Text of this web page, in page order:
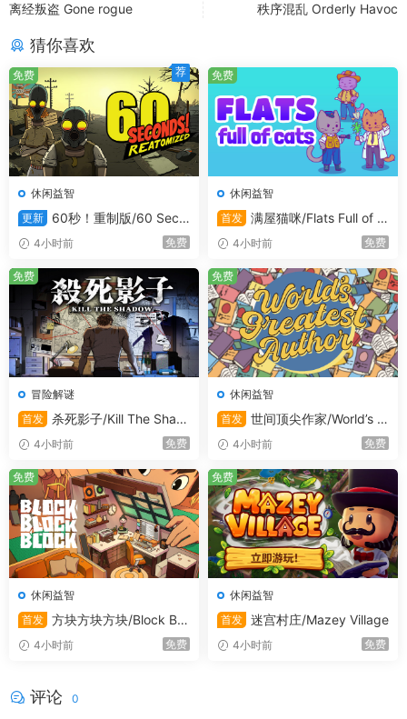
离经叛盗 Gone rogue 秩序混乱 Orderly Havoc
猜你喜欢
休闲益智
更新
60秒！重制版/60 Seco
nds! Reatomized
4小时前 免费
免费 荐
休闲益智
首发 满屋猫咪/Flats Full of C
ats 4小时前 免费
免费
冒险解谜
首发 杀死影子/Kill The Shad
ow 4小时前 免费
免费
休闲益智
首发 世间顶尖作家/World’s G
reatest Author
4小时前 免费
免费
休闲益智
首发 方块方块方块/Block Blo
ck Block
4小时前 免费
免费
休闲益智
首发 迷宫村庄/Mazey Village
4小时前 免费
免费
评论 0